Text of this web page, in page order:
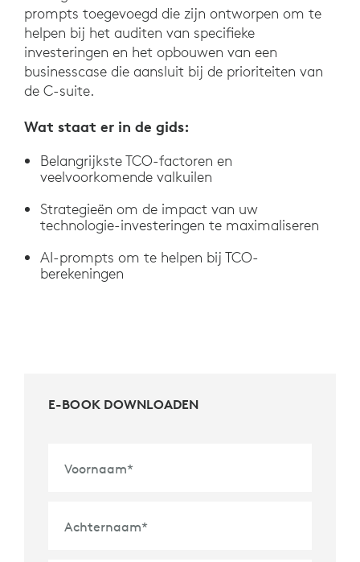
prompts toegevoegd die zijn ontworpen om te
helpen bij het auditen van specifieke
investeringen en het opbouwen van een
businesscase die aansluit bij de prioriteiten van
de C-suite.
Wat staat er in de gids:
Belangrijkste TCO-factoren en
veelvoorkomende valkuilen
Strategieën om de impact van uw
technologie-investeringen te maximaliseren
AI-prompts om te helpen bij TCO-
berekeningen
E-BOOK DOWNLOADEN
Voornaam*
Achternaam*